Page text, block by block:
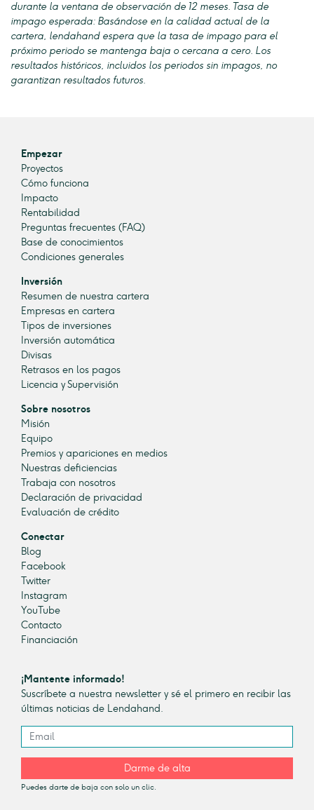
durante la ventana de observación de 12 meses. Tasa de
impago esperada: Basándose en la calidad actual de la
cartera, lendahand espera que la tasa de impago para el
próximo periodo se mantenga baja o cercana a cero. Los
resultados históricos, incluidos los periodos sin impagos, no
garantizan resultados futuros.
Empezar
Proyectos
Cómo funciona
Impacto
Rentabilidad
Preguntas frecuentes (FAQ)
Base de conocimientos
Condiciones generales
Inversión
Resumen de nuestra cartera
Empresas en cartera
Tipos de inversiones
Inversión automática
Divisas
Retrasos en los pagos
Licencia y Supervisión
Sobre nosotros
Misión
Equipo
Premios y apariciones en medios
Nuestras deficiencias
Trabaja con nosotros
Declaración de privacidad
Evaluación de crédito
Conectar
Blog
Facebook
Twitter
Instagram
YouTube
Contacto
Financiación
¡Mantente informado!
Suscríbete a nuestra newsletter y sé el primero en recibir las
últimas noticias de Lendahand.
Darme de alta
Puedes darte de baja con solo un clic.